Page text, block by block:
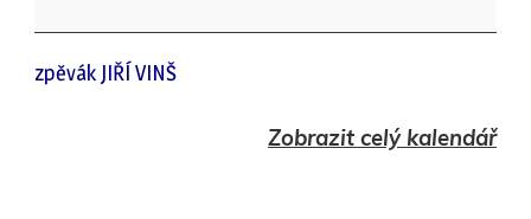
zpěvák JIŘÍ VINŠ
Zobrazit celý kalendář